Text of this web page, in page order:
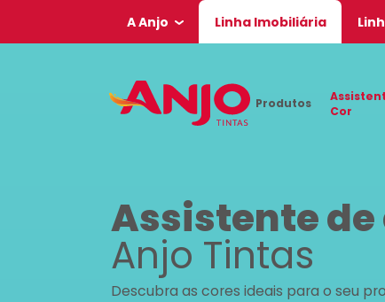
A Anjo Linha Imobiliária
Produtos
Cor
Assistente de
Anjo Tintas
Descubra as cores ideais para o seu